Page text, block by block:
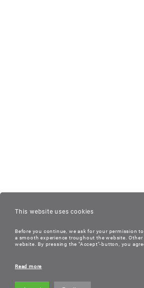
This website uses cookies
Before you continue, we ask for your permission
a smooth experience troughout the website.
website. By pressing the "Accept"-button, you
Read more